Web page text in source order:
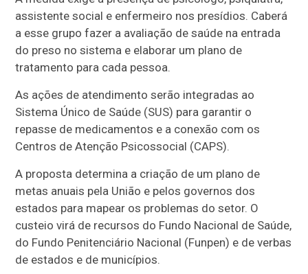
assistente social e enfermeiro nos presídios. Caberá
a esse grupo fazer a avaliação de saúde na entrada
do preso no sistema e elaborar um plano de
tratamento para cada pessoa.
As ações de atendimento serão integradas ao
Sistema Único de Saúde (SUS) para garantir o
repasse de medicamentos e a conexão com os
Centros de Atenção Psicossocial (CAPS).
A proposta determina a criação de um plano de
metas anuais pela União e pelos governos dos
estados para mapear os problemas do setor. O
custeio virá de recursos do Fundo Nacional de Saúde,
do Fundo Penitenciário Nacional (Funpen) e de verbas
de estados e de municípios.